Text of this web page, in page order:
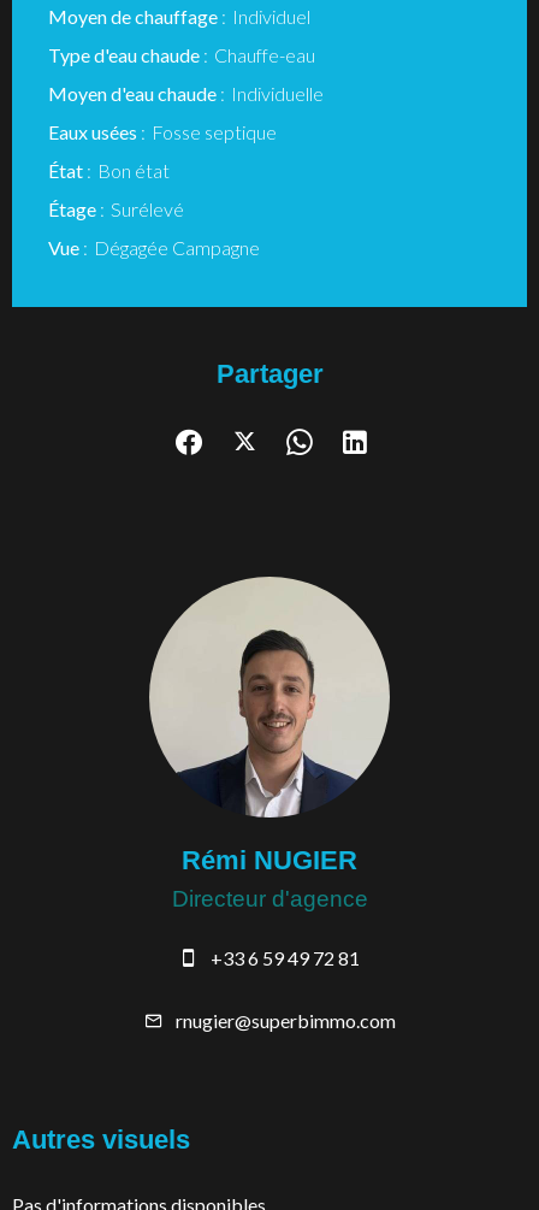
Moyen de chauffage
Individuel
Type d'eau chaude
Chauffe-eau
Moyen d'eau chaude
Individuelle
Eaux usées
Fosse septique
État
Bon état
Étage
Surélevé
Vue
Dégagée Campagne
Partager
Rémi NUGIER
Directeur d'agence
+33 6 59 49 72 81
rnugier@superbimmo.com
Autres visuels
Pas d'informations disponibles